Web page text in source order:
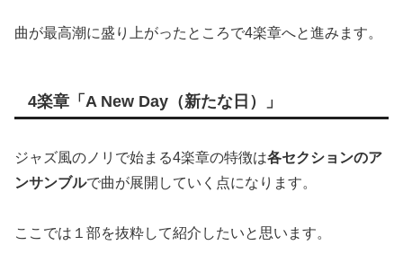
曲が最高潮に盛り上がったところで4楽章へと進みます。
4楽章「A New Day（新たな日）」
ジャズ風のノリで始まる4楽章の特徴は各セクションのア
ンサンブルで曲が展開していく点になります。
ここでは１部を抜粋して紹介したいと思います。